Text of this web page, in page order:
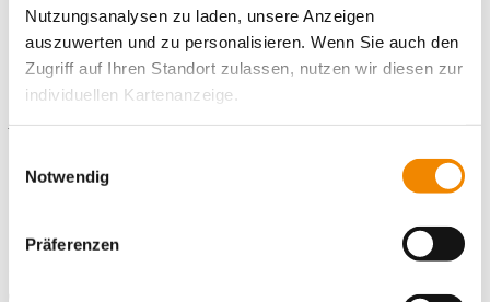
Nutzungsanalysen zu laden, unsere Anzeigen
auszuwerten und zu personalisieren. Wenn Sie auch den
Zugriff auf Ihren Standort zulassen, nutzen wir diesen zur
individuellen Kartenanzeige.
unsere Partner Daten wie Ihre IP-Adresse und
verarbeiten diese zusammen mit Daten von anderen
Websites. Die Partner erkennen mitunter auch, wenn Sie
zum Website-Besuch verschiedene Geräte verwenden,
Notwendig
Präferenzen
Kontaktiere uns!
E-Mail schreiben
Standort
Ulmer Straße 8